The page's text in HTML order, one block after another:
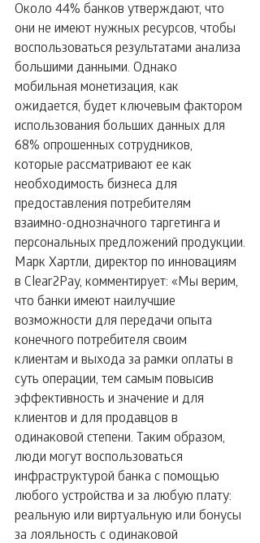
Около 44% банков утверждают, что
они не имеют нужных ресурсов, чтобы
воспользоваться результатами анализа
большими данными. Однако
мобильная монетизация, как
ожидается, будет ключевым фактором
использования больших данных для
68% опрошенных сотрудников,
которые рассматривают ее как
необходимость бизнеса для
предоставления потребителям
взаимно-однозначного таргетинга и
персональных предложений продукции.
Марк Хартли, директор по инновациям
в Clear2Pay, комментирует: «Мы верим,
что банки имеют наилучшие
возможности для передачи опыта
конечного потребителя своим
клиентам и выхода за рамки оплаты в
суть операции, тем самым повысив
эффективность и значение и для
клиентов и для продавцов в
одинаковой степени. Таким образом,
люди могут воспользоваться
инфраструктурой банка с помощью
любого устройства и за любую плату:
реальную или виртуальную или бонусы
за лояльность с одинаковой